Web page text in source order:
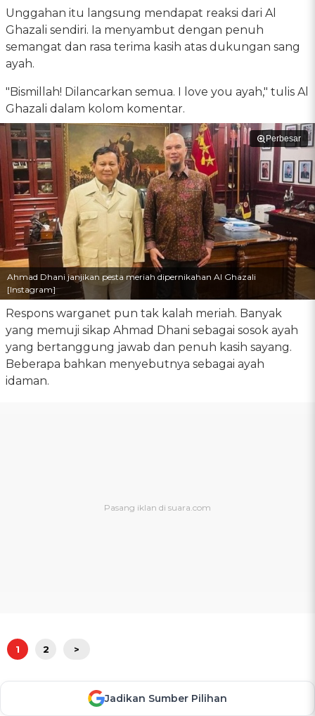
Unggahan itu langsung mendapat reaksi dari Al
Ghazali sendiri. Ia menyambut dengan penuh
semangat dan rasa terima kasih atas dukungan sang
ayah.
"Bismillah! Dilancarkan semua. I love you ayah," tulis Al
Ghazali dalam kolom komentar.
Perbesar
Ahmad Dhani janjikan pesta meriah dipernikahan Al Ghazali
[Instagram]
Respons warganet pun tak kalah meriah. Banyak
yang memuji sikap Ahmad Dhani sebagai sosok ayah
yang bertanggung jawab dan penuh kasih sayang.
Beberapa bahkan menyebutnya sebagai ayah
idaman.
1 2 >
Jadikan Sumber Pilihan